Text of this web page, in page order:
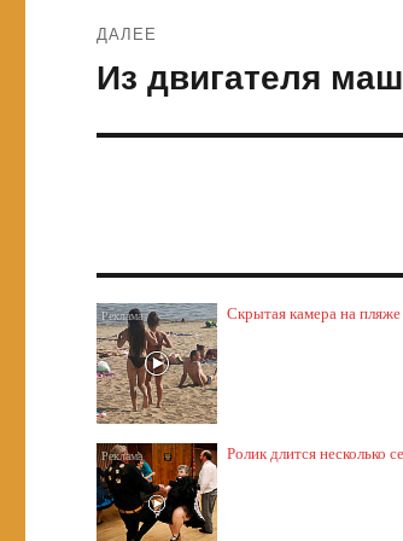
ДАЛЕЕ
Следующая
запись:
Из двигателя
Скрытая камера на
Ролик длится несколько